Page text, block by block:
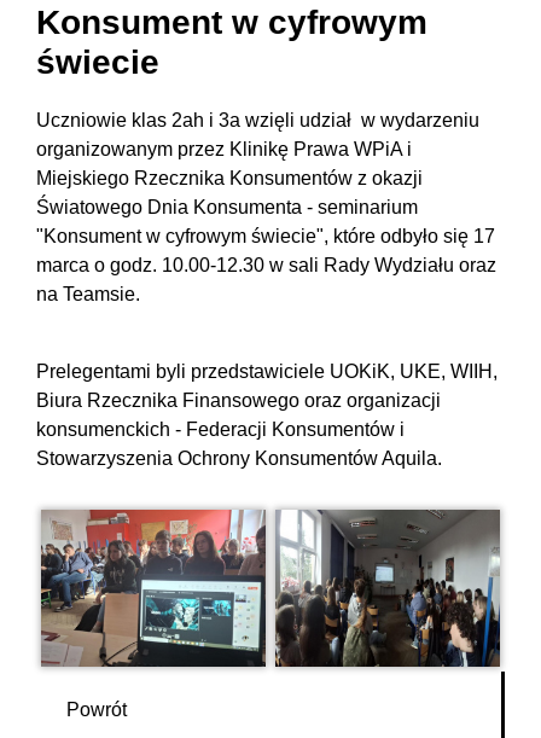
Konsument w cyfrowym
świecie
Uczniowie klas 2ah i 3a wzięli udział w wydarzeniu
organizowanym przez Klinikę Prawa WPiA i
Miejskiego Rzecznika Konsumentów z okazji
Światowego Dnia Konsumenta - seminarium
"Konsument w cyfrowym świecie", które odbyło się 17
marca o godz. 10.00-12.30 w sali Rady Wydziału oraz
na Teamsie.
Prelegentami byli przedstawiciele UOKiK, UKE, WIIH,
Biura Rzecznika Finansowego oraz organizacji
konsumenckich - Federacji Konsumentów i
Stowarzyszenia Ochrony Konsumentów Aquila.
Powrót